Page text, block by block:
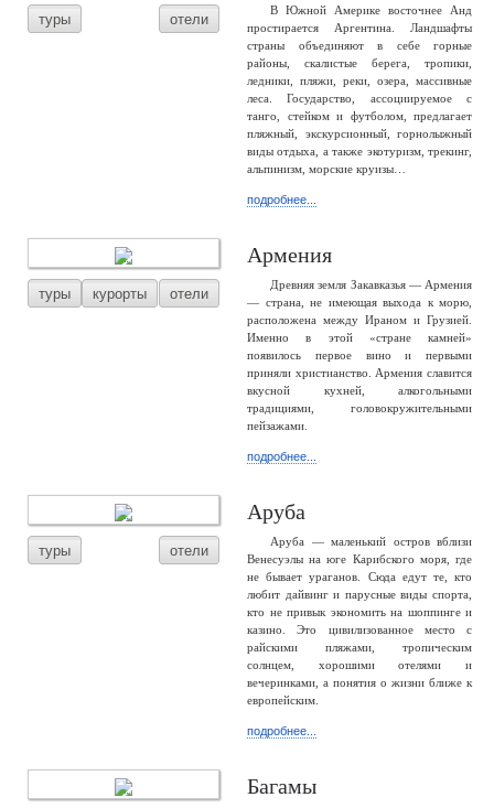
туры отели
В Южной Америке восточнее Анд
простирается Аргентина. Ландшафты
страны объединяют в себе горные
районы, скалистые берега, тропики,
ледники, пляжи, реки, озера, массивные
леса. Государство, ассоциируемое с
танго, стейком и футболом, предлагает
пляжный, экскурсионный, горнолыжный
виды отдыха, а также экотуризм, трекинг,
альпинизм, морские круизы…
подробнее...
туры курорты отели
Армения
Древняя земля Закавказья — Армения
— страна, не имеющая выхода к морю,
расположена между Ираном и Грузией.
Именно в этой «стране камней»
появилось первое вино и первыми
приняли христианство. Армения славится
вкусной кухней, алкогольными
традициями, головокружительными
пейзажами.
подробнее...
туры отели
Аруба
Аруба — маленький остров вблизи
Венесуэлы на юге Карибского моря, где
не бывает ураганов. Сюда едут те, кто
любит дайвинг и парусные виды спорта,
кто не привык экономить на шоппинге и
казино. Это цивилизованное место с
райскими пляжами, тропическим
солнцем, хорошими отелями и
вечеринками, а понятия о жизни ближе к
европейским.
подробнее...
Багамы